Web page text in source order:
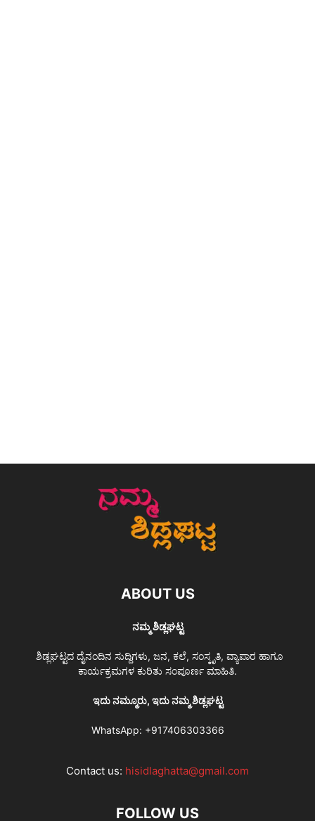
ABOUT US
ನಮ್ಮ ಶಿಡ್ಲಘಟ್ಟ
ಶಿಡ್ಲಘಟ್ಟದ ದೈನಂದಿನ ಸುದ್ದಿಗಳು, ಜನ, ಕಲೆ, ಸಂಸ್ಕೃತಿ, ವ್ಯಾಪಾರ ಹಾಗೂ
ಕಾರ್ಯಕ್ರಮಗಳ ಕುರಿತು ಸಂಪೂರ್ಣ ಮಾಹಿತಿ.
ಇದು ನಮ್ಮೂರು, ಇದು ನಮ್ಮ ಶಿಡ್ಲಘಟ್ಟ
WhatsApp: +917406303366
Contact us: hisidlaghatta@gmail.com
FOLLOW US